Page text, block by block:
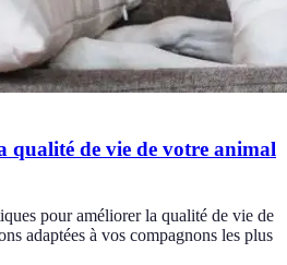
qualité de vie de votre animal
pour améliorer la qualité de vie de
adaptées à vos compagnons les plus